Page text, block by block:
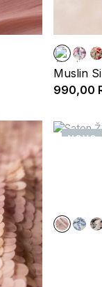
Muslin
990,00
NOVO